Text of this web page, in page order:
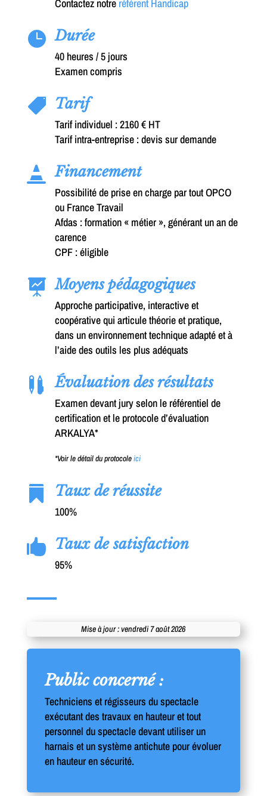
Contactez notre référent Handicap
 Durée
40 heures / 5 jours
Examen compris
 Tarif
Tarif individuel : 2160 € HT
Tarif intra-entreprise : devis sur demande
 Financement
Possibilité de prise en charge par tout OPCO
ou France Travail
Afdas : formation « métier », générant un an de
carence
CPF : éligible
 Moyens pédagogiques
Approche participative, interactive et
coopérative qui articule théorie et pratique,
dans un environnement technique adapté et à
l’aide des outils les plus adéquats
 Évaluation des résultats
Examen devant jury selon le référentiel de
certification et le protocole d’évaluation
ARKALYA*
*Voir le détail du protocoleici
 Taux de réussite
100%
 Taux de satisfaction
95%
Mise à jour : vendredi 7 août 2026
Public concerné :
Techniciens et régisseurs du spectacle
exécutant des travaux en hauteur et tout
personnel du spectacle devant utiliser un
harnais et un système antichute pour évoluer
en hauteur en sécurité.